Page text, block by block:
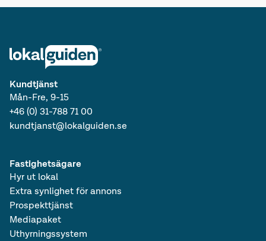
Kundtjänst
Mån-Fre, 9-15
+46 (0) 31-788 71 00
kundtjanst@lokalguiden.se
Fastighetsägare
Hyr ut lokal
Extra synlighet för annons
Prospekttjänst
Mediapaket
Uthyrningssystem